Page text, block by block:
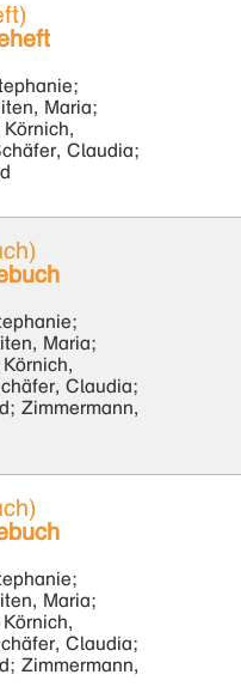
Maria;
Claudia;
Maria;
Claudia;
Zimmermann,
Maria;
Claudia;
Zimmermann,